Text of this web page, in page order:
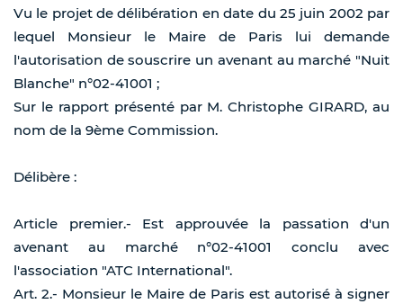
Vu le projet de délibération en date du 25 juin 2002 par
lequel Monsieur le Maire de Paris lui demande
l'autorisation de souscrire un avenant au marché "Nuit
Blanche" n°02-41001 ;
Sur le rapport présenté par M. Christophe GIRARD, au
nom de la 9ème Commission.
Délibère :
Article premier.- Est approuvée la passation d'un
avenant au marché n°02-41001 conclu avec
l'association "ATC International".
Art. 2.- Monsieur le Maire de Paris est autorisé à signer